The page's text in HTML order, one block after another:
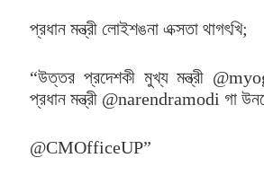
প্রধান মন্ত্রী লোইশঙনা এক্সতা থাগৎখি;
“উত্তর প্রদেশকী মুখ্য মন্ত্রী
প্রধান মন্ত্রী @narendramodi গা
@CMOfficeUP”